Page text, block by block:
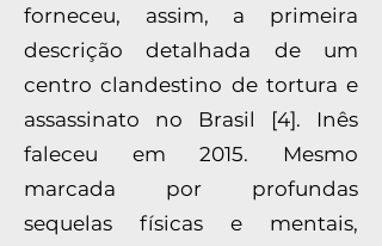
forneceu, assim, a primeira
descrição detalhada de um
centro clandestino de tortura e
assassinato no Brasil [4]. Inês
faleceu em 2015. Mesmo
marcada por profundas
sequelas físicas e mentais,